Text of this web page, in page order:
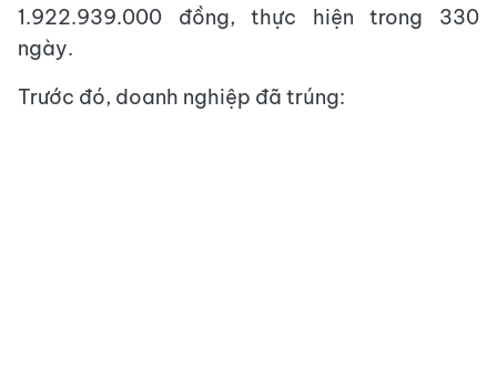
1.922.939.000 đồng, thực hiện trong 330
ngày.
Trước đó, doanh nghiệp đã trúng: